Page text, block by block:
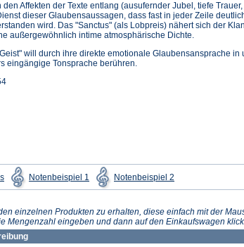
Affekten der Texte entlang (ausufernder Jubel, tiefe
dieser Glaubensaussagen, dass fast in jeder Zeile
wird. Das "Sanctus" (als Lobpreis) nähert sich der
außergewöhnlich intime atmosphärische Dichte.
will durch ihre direkte emotionale Glaubensansprache
eingängige Tonsprache berühren.
(Öffnet
in
einem
Tab)
Notenbeispiel 1
(Öffnet
in
einem
Tab)
Notenbeispiel 2in
einem
Tab)
einzelnen Produkten zu erhalten, diese einfach mit der
Mengenzahl eingeben und dann auf den Einkaufswagen